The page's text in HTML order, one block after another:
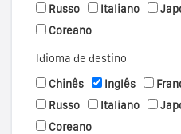
Russo
Italiano
Coreano
Idioma de destino
Chinês
Inglês
Russo
Italiano
Coreano